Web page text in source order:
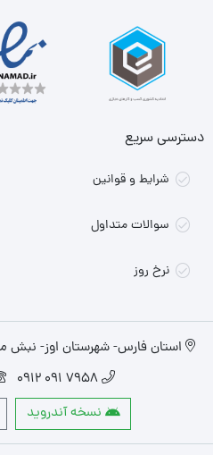
دسترسی سریع
شرایط و قوانین
سوالات متداول
نرخ روز
استان فارس- شهرستان اوز- نبش
7958 091 0912
نسخه آندروید